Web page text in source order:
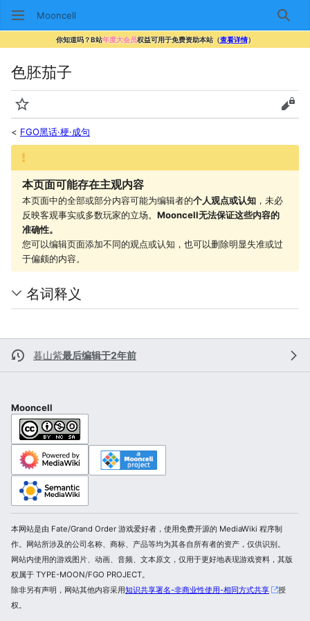
Mooncell 搜索
你知道吗？B站年度大会员权益可用于免费资助本站（查看详情）
色胚茄子
监视
查看
< FGO黑话·梗·成句
本页面可能存在主观内容
本页面中的全部或部分内容可能为编辑者的个人观点或认知 ，未必
反映客观事实或多数玩家的立场。 Mooncell无法保证这些内容的
准确性。
您可以编辑页面添加不同的观点或认知，也可以删除明显失准或过
于偏颇的内容。
名词释义
暮山紫最后编辑于2年前
Mooncell
本网站是由 Fate/Grand Order 游戏爱好者，使用免费开源的 MediaWiki 程序制
作。网站所涉及的公司名称、商标、产品等均为其各自所有者的资产，仅供识别。
网站内使用的游戏图片、动画、音频、文本原文，仅用于更好地表现游戏资料，其版
权属于 TYPE-MOON/FGO PROJECT。
除非另有声明，网站其他内容采用知识共享署名-非商业性使用-相同方式共享
授
权。